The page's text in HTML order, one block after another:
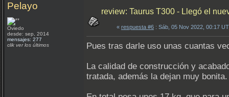
Pelayo
Oviedo
desde: sep, 2014
mensajes: 277
clik ver los últimos
review: Taurus T300 - Llegó el
« respuesta #6 : Sáb, 05 Nov 2022, 00:17
Pues tras darle uso unas cuantas
La calidad de construcción y
tratada, además la dejan muy